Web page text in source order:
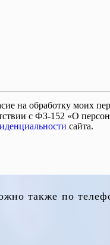
на обработку моих
с ФЗ-152 «О
сайта.
также по